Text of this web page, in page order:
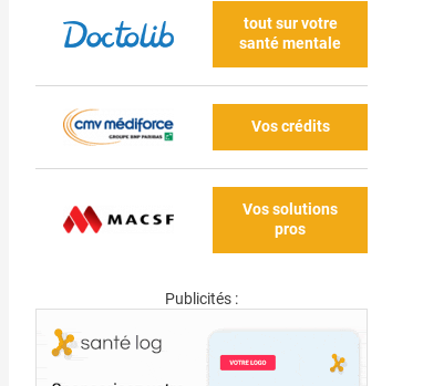
tout sur votre
santé mentale
Vos crédits
Vos solutions
pros
Publicités :